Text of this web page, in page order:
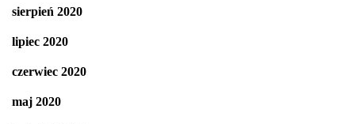
sierpień 2020
lipiec 2020
czerwiec 2020
maj 2020